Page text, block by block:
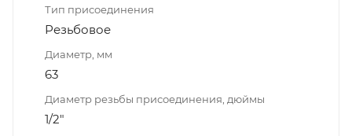
Тип присоединения
Резьбовое
Диаметр, мм
63
Диаметр резьбы присоединения, дюймы
1/2"